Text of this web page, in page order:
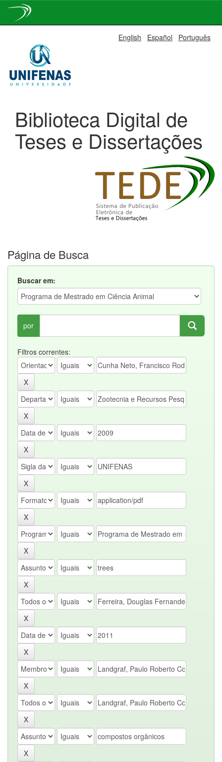
navigation
English Español Português
Biblioteca Digital de
Teses e Dissertações
Página de Busca
Buscar em:
por
Filtros correntes: